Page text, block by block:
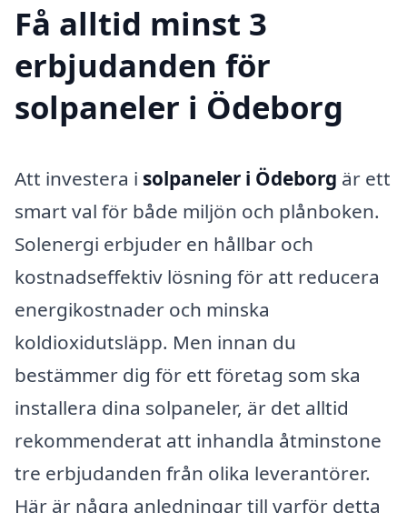
Få alltid minst 3
erbjudanden för
solpaneler i Ödeborg
Att investera i solpaneler i Ödeborg är ett
smart val för både miljön och plånboken.
Solenergi erbjuder en hållbar och
kostnadseffektiv lösning för att reducera
energikostnader och minska
koldioxidutsläpp. Men innan du
bestämmer dig för ett företag som ska
installera dina solpaneler, är det alltid
rekommenderat att inhandla åtminstone
tre erbjudanden från olika leverantörer.
Här är några anledningar till varför detta